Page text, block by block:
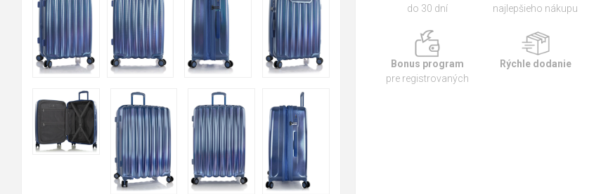
do 30 dní
najlepšieho nákupu
Bonus program
pre registrovaných
Rýchle dodanie